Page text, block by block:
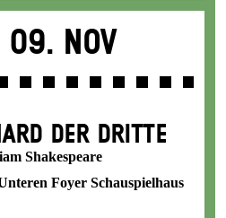
09. Nov
DER DRITTE
Shakespeare
Foyer Schauspielhaus